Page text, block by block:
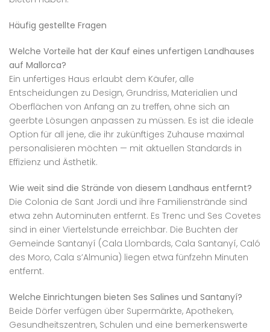
Häufig gestellte Fragen
Welche Vorteile hat der Kauf eines unfertigen Landhauses
auf Mallorca?
Ein unfertiges Haus erlaubt dem Käufer, alle
Entscheidungen zu Design, Grundriss, Materialien und
Oberflächen von Anfang an zu treffen, ohne sich an
geerbte Lösungen anpassen zu müssen. Es ist die ideale
Option für all jene, die ihr zukünftiges Zuhause maximal
personalisieren möchten — mit aktuellen Standards in
Effizienz und Ästhetik.
Wie weit sind die Strände von diesem Landhaus entfernt?
Die Colonia de Sant Jordi und ihre Familienstrände sind
etwa zehn Autominuten entfernt. Es Trenc und Ses Covetes
sind in einer Viertelstunde erreichbar. Die Buchten der
Gemeinde Santanyí (Cala Llombards, Cala Santanyí, Caló
des Moro, Cala s’Almunia) liegen etwa fünfzehn Minuten
entfernt.
Welche Einrichtungen bieten Ses Salines und Santanyí?
Beide Dörfer verfügen über Supermärkte, Apotheken,
Gesundheitszentren, Schulen und eine bemerkenswerte